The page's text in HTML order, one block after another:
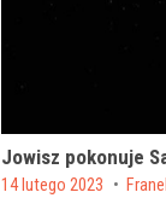
Jowisz pokonuje
Posted on
14 lutego 2023 by